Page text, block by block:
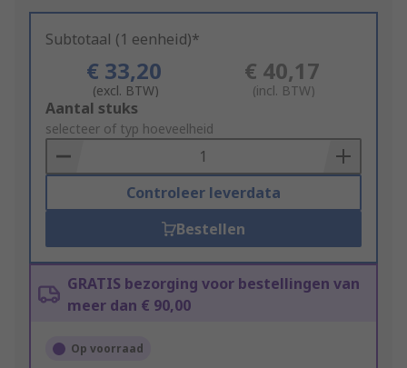
Subtotaal (1 eenheid)*
€ 33,20
(excl. BTW)
€ 40,17
(incl. BTW)
Add
to
Basket
Aantal stuks
selecteer of typ hoeveelheid
Controleer leverdata
Bestellen
GRATIS bezorging voor bestellingen van
meer dan € 90,00
Op voorraad